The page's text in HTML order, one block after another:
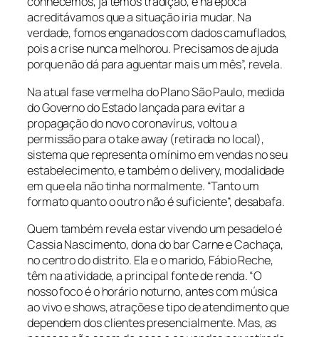
acreditávamos que a situação iria mudar. Na
verdade, fomos enganados com dados camuflados,
pois a crise nunca melhorou. Precisamos de ajuda
porque não dá para aguentar mais um mês”, revela.
Na atual fase vermelha do Plano São Paulo, medida
do Governo do Estado lançada para evitar a
propagação do novo coronavírus, voltou a
permissão para o take away (retirada no local),
sistema que representa o mínimo em vendas no seu
estabelecimento, e também o delivery, modalidade
em que ela não tinha normalmente. “Tanto um
formato quanto o outro não é suficiente”, desabafa.
Quem também revela estar vivendo um pesadelo é
Cassia Nascimento, dona do bar Carne e Cachaça,
no centro do distrito. Ela e o marido, Fábio Reche,
têm na atividade, a principal fonte de renda. “O
nosso foco é o horário noturno, antes com música
ao vivo e shows, atrações e tipo de atendimento que
dependem dos clientes presencialmente. Mas, as